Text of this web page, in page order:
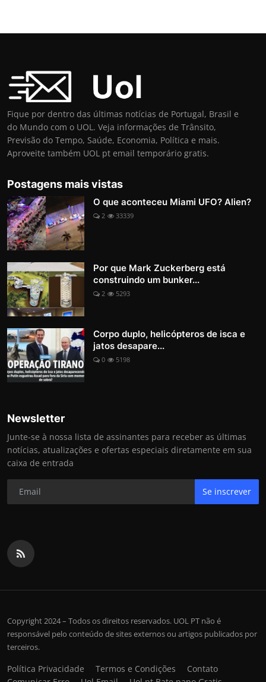
Fique por dentro das últimas notícias de Portugal, Brasil e
do Mundo com o UOL. Veja informações de Trânsito,
Previsão do Tempo, Saúde, Economia, Política e mais.
Aproveite também UOL pt email temporário gratis.
Postagens mais vistas
O que aconteceu Miami UFO? Alien?
2 33339
Por que Mark Zuckerberg está
construindo um bunker...
2 5293
Corpo duplo, helicópteros de isca e
jatos desapare...
0 5198
Newsletter
Junte-se à nossa lista de assinantes para receber as últimas
notícias, atualizações e ofertas especiais diretamente em sua
caixa de entrada
Se inscrever
Copyright 2024 – Todos os direitos reservados. UOL PT não é
responsável pelo conteúdo de sites externos ou artigos publicados por
terceiros.
Política Privacidade Termos e Condições
Contato